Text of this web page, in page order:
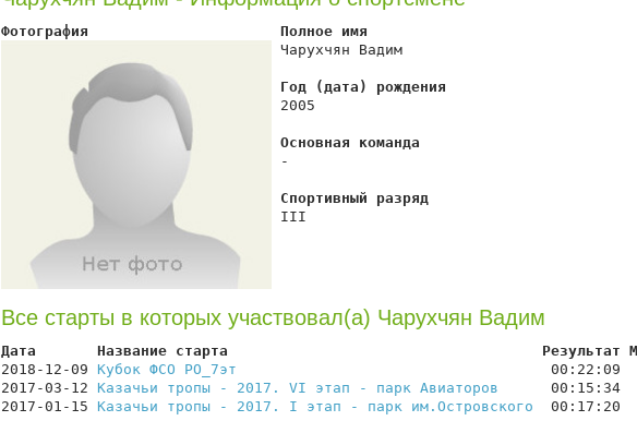
Фотография                      Полное имя
Чарухчян Вадим
Год (дата) рождения
2005
Основная команда
-
Спортивный разряд
III
Все старты в которых участвовал(а) Чарухчян Вадим
Дата       Название старта                                    Результат
2018-12-09 Кубок ФСО РО_7эт
00:22:09
2017-03-12 Казачьи тропы - 2017. VI этап - парк Авиаторов
00:15:34
2017-01-15 Казачьи тропы - 2017. I этап - парк им.Островского
00:17:20